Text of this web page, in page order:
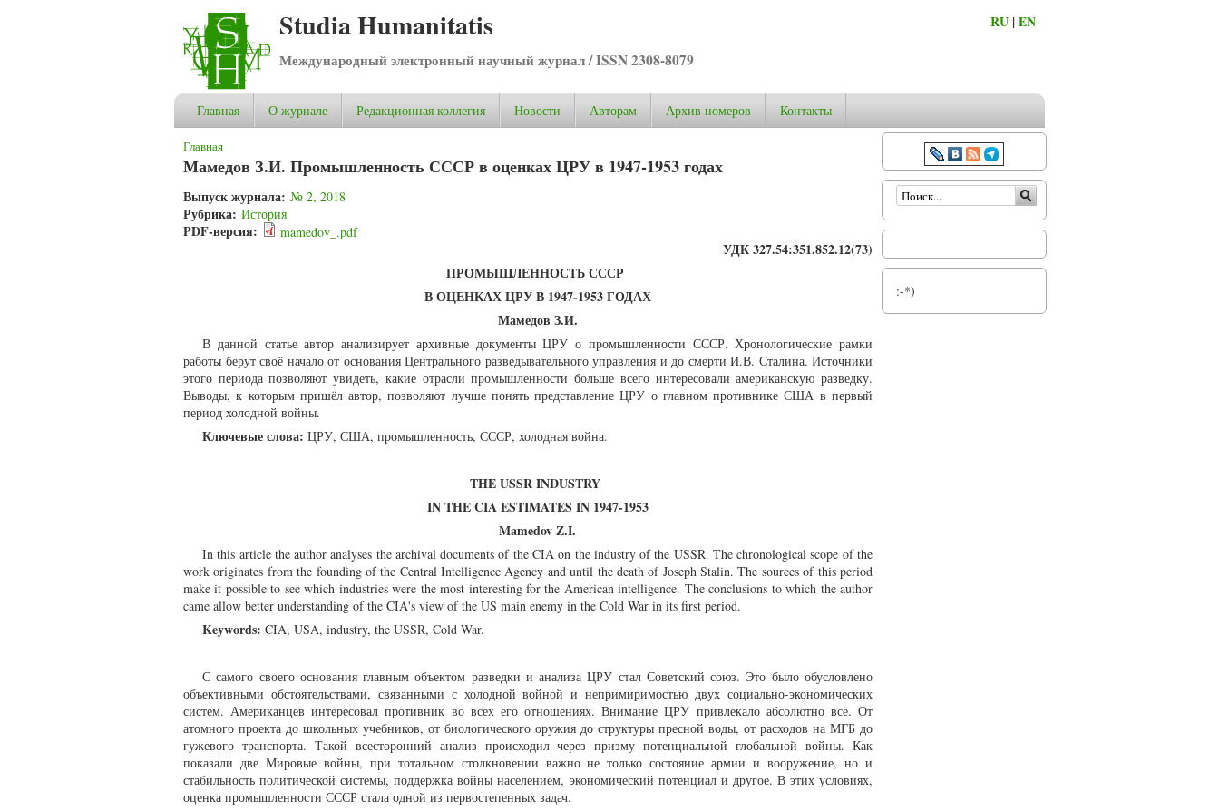
Studia Humanitatis
Международный электронный научный журнал / ISSN 2308-8079
RU |EN
Главная О журнале Редакционная коллегия Новости Авторам Архив номеров Контакты
Вы здесь
Главная
Мамедов З.И. Промышленность СССР в оценках ЦРУ в 1947-1953 годах
Выпуск журнала: № 2, 2018
Рубрика: История
PDF-версия: mamedov_.pdf
УДК 327.54:351.852.12(73)
ПРОМЫШЛЕННОСТЬ СССР
В ОЦЕНКАХ ЦРУ В 1947-1953 ГОДАХ
Мамедов З.И.
В данной статье автор анализирует архивные документы ЦРУ о промышленности СССР. Хронологические рамки
работы берут своё начало от основания Центрального разведывательного управления и до смерти И.В. Сталина. Источники
этого периода позволяют увидеть, какие отрасли промышленности больше всего интересовали американскую разведку.
Выводы, к которым пришёл автор, позволяют лучше понять представление ЦРУ о главном противнике США в первый
период холодной войны.
Ключевые слова: ЦРУ, США, промышленность, СССР, холодная война.
THE USSR INDUSTRY
IN THE CIA ESTIMATES IN 1947-1953
Mamedov Z.I.
In this article the author analyses the archival documents of the CIA on the industry of the USSR. The chronological scope of the
work originates from the founding of the Central Intelligence Agency and until the death of Joseph Stalin. The sources of this period
make it possible to see which industries were the most interesting for the American intelligence. The conclusions to which the author
came allow better understanding of the CIA's view of the US main enemy in the Cold War in its first period.
Keywords: CIA, USA, industry, the USSR, Cold War.
С самого своего основания главным объектом разведки и анализа ЦРУ стал Советский союз. Это было обусловлено
объективными обстоятельствами, связанными с холодной войной и непримиримостью двух социально-экономических
систем. Американцев интересовал противник во всех его отношениях. Внимание ЦРУ привлекало абсолютно всё. От
атомного проекта до школьных учебников, от биологического оружия до структуры пресной воды, от расходов на МГБ до
гужевого транспорта. Такой всесторонний анализ происходил через призму потенциальной глобальной войны. Как
показали две Мировые войны, при тотальном столкновении важно не только состояние армии и вооружение, но и
стабильность политической системы, поддержка войны населением, экономический потенциал и другое. В этих условиях,
оценка промышленности СССР стала одной из первостепенных задач.
Форма поиска
:-*)